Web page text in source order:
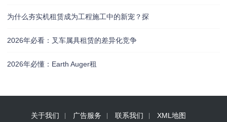
为什么夯实机租赁成为工程施工中的新宠？探
2026年必看：叉车属具租赁的差异化竞争
2026年必懂：Earth Auger租
关于我们 广告服务 联系我们 XML地图